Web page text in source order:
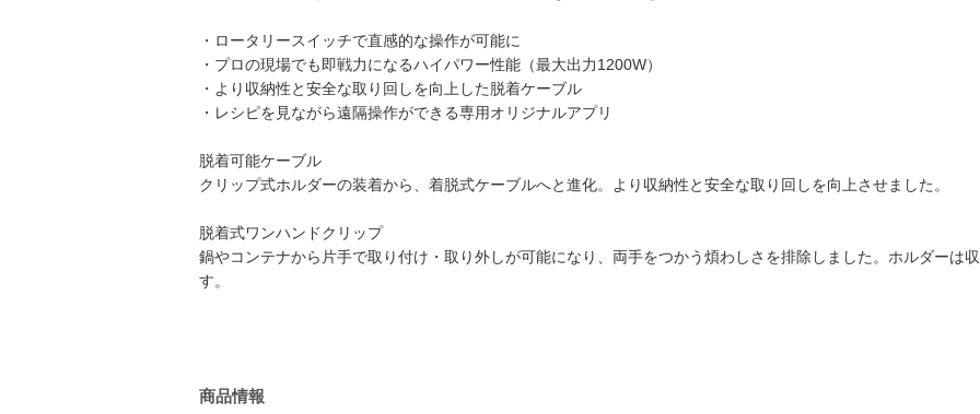
・ロータリースイッチで直感的な操作が可能に
・プロの現場でも即戦力になるハイパワー性能（最大出力1200W）
・より収納性と安全な取り回しを向上した脱着ケーブル
・レシピを見ながら遠隔操作ができる専用オリジナルアプリ
脱着可能ケーブル
クリップ式ホルダーの装着から、着脱式ケーブルへと進化。より収納性と安全な取り回しを向上させました。
脱着式ワンハンドクリップ
鍋やコンテナから片手で取り付け・取り外しが可能になり、両手をつかう煩わしさを排除しました。ホルダーは
す。
商品情報